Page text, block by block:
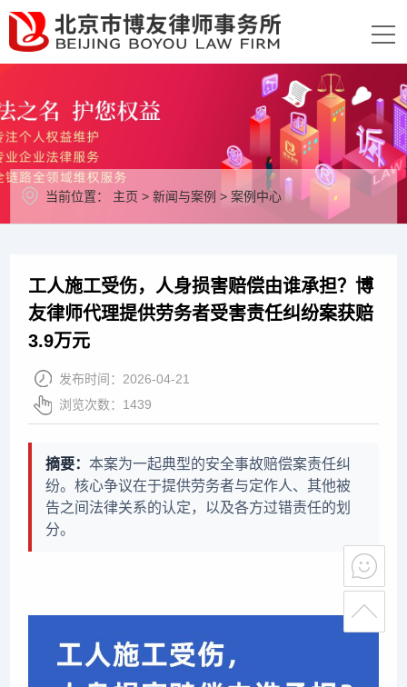
当前位置： 主页 >新闻与案例 >案例中心
工人施工受伤，人身损害赔偿由谁承担？博
友律师代理提供劳务者受害责任纠纷案获赔
3.9万元
发布时间：2026-04-21
浏览次数： 1439
摘要：本案为一起典型的安全事故赔偿案责任纠
纷。核心争议在于提供劳务者与定作人、其他被
告之间法律关系的认定，以及各方过错责任的划
分。